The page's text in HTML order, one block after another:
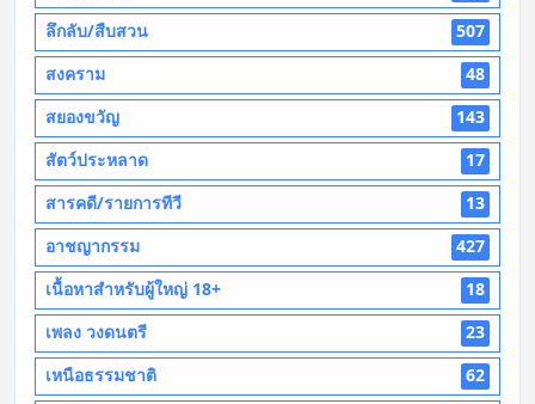
ลึกลับ/สืบสวน
507
สงคราม
48
สยองขวัญ
143
สัตว์ประหลาด
17
สารคดี/รายการทีวี
13
อาชญากรรม
427
เนื้อหาสำหรับผู้ใหญ่ 18+
18
เพลง วงดนตรี
23
เหนือธรรมชาติ
62